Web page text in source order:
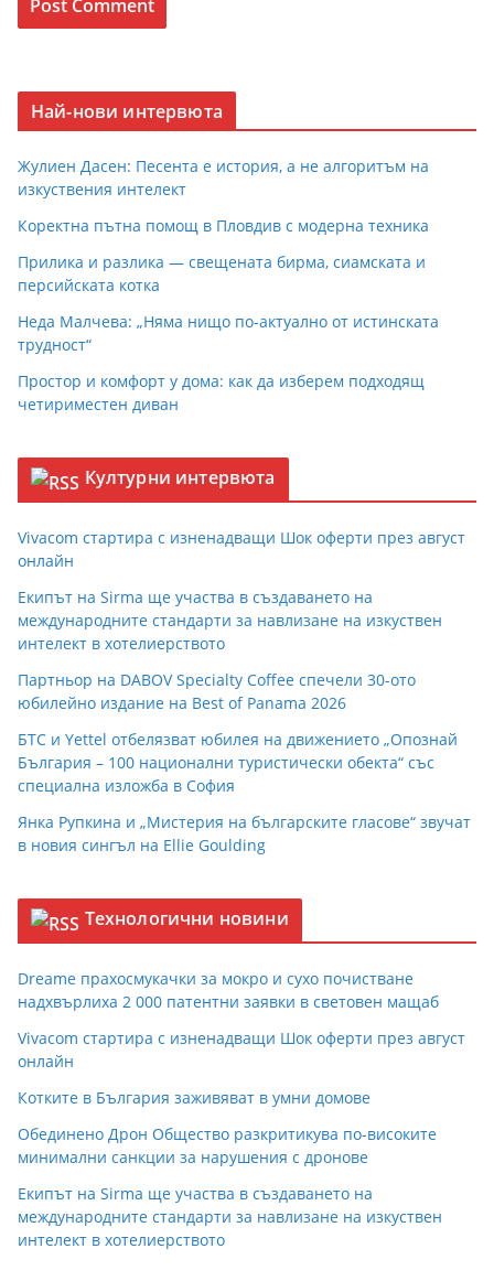
Най-нови интервюта
Жулиен Дасен: Песента е история, а не алгоритъм на
изкуствения интелект
Коректна пътна помощ в Пловдив с модерна техника
Прилика и разлика — свещената бирма, сиамската и
персийската котка
Неда Малчева: „Няма нищо по-актуално от истинската
трудност“
Простор и комфорт у дома: как да изберем подходящ
четириместен диван
Културни интервюта
Vivacom стартира с изненадващи Шок оферти през август
онлайн
Екипът на Sirma ще участва в създаването на
международните стандарти за навлизане на изкуствен
интелект в хотелиерството
Партньор на DABOV Specialty Coffee спечели 30-ото
юбилейно издание на Best of Panama 2026
БТС и Yettel отбелязват юбилея на движението „Опознай
България – 100 национални туристически обекта“ със
специална изложба в София
Янка Рупкина и „Мистерия на българските гласове“ звучат
в новия сингъл на Ellie Goulding
Технологични новини
Dreame прахосмукачки за мокро и сухо почистване
надхвърлиха 2 000 патентни заявки в световен мащаб
Vivacom стартира с изненадващи Шок оферти през август
онлайн
Котките в България заживяват в умни домове
Обединено Дрон Общество разкритикува по-високите
минимални санкции за нарушения с дронове
Екипът на Sirma ще участва в създаването на
международните стандарти за навлизане на изкуствен
интелект в хотелиерството